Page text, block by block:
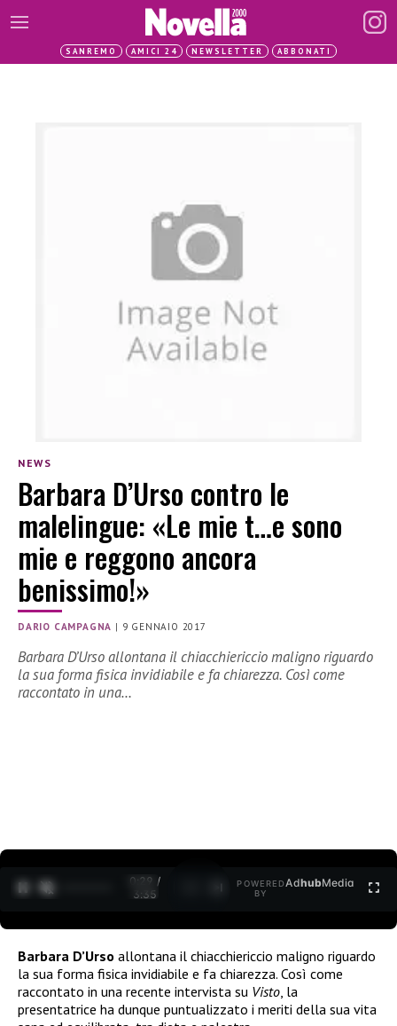
SANREMO AMICI 24 NEWSLETTER ABBONATI
NEWS
Barbara D’Urso contro le
malelingue: «Le mie t…e sono
mie e reggono ancora
benissimo!»
DARIO CAMPAGNA | 9 GENNAIO 2017
Barbara D’Urso allontana il chiacchiericcio maligno riguardo
la sua forma fisica invidiabile e fa chiarezza. Così come
raccontato in una…
0:30 /
3:35
POWERED
BY
AdhubMedia
Barbara D’Urso allontana il chiacchiericcio maligno riguardo
la sua forma fisica invidiabile e fa chiarezza. Così come
raccontato in una recente intervista su Visto , la
presentatrice ha dunque puntualizzato i meriti della sua vita